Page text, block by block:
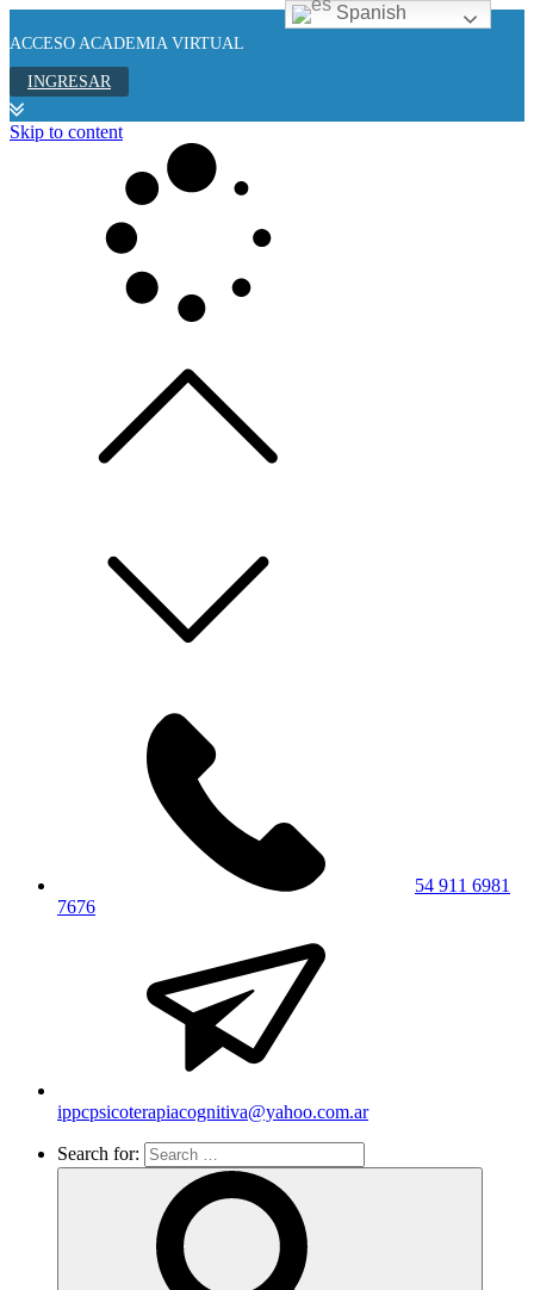
ACCESO ACADEMIA VIRTUAL
INGRESAR
Skip to content
54 911 6981
7676
ippcpsicoterapiacognitiva@yahoo.com.ar
Search for:
Spanish